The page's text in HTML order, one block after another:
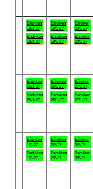
Båtviken
18/1-27
Badviken
18/1-27
Båtviken
19/1-27
Badviken
19/1-27
Båtviken
20/1-27
Badviken
20/1-27
Båtviken
25/1-27
Badviken
25/1-27
Båtviken
26/1-27
Badviken
26/1-27
Båtviken
27/1-27
Badviken
27/1-27
Båtviken
1/2-27
Badviken
1/2-27
Båtviken
2/2-27
Badviken
2/2-27
Båtviken
3/2-27
Badviken
3/2-27